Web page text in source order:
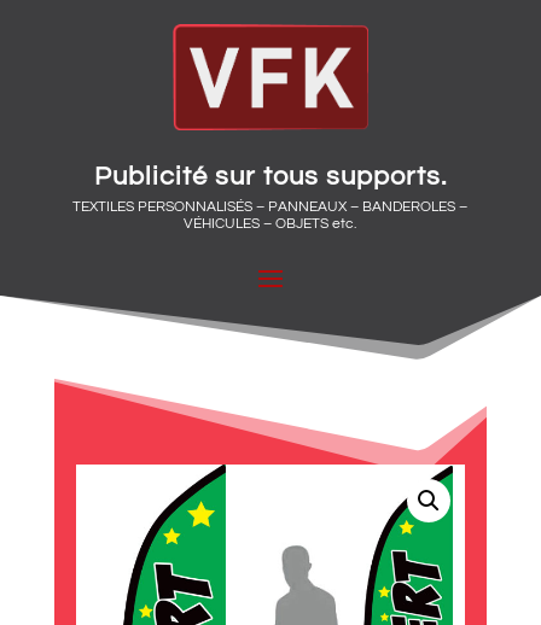
Publicité sur tous supports.
TEXTILES PERSONNALISÉS – PANNEAUX – BANDEROLES –
VÉHICULES – OBJETS etc.